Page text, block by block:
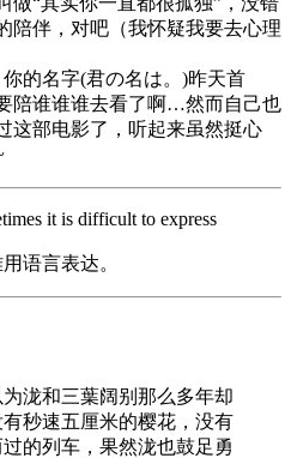
陪伴，对吧（我怀疑我要去心理
的名字(君の名は。)昨天首
陪谁谁谁去看了啊…然而自己也
这部电影了，听起来虽然挺心
it is difficult to express
语言表达。
泷和三葉阔别那么多年却
秒速五厘米的樱花，没有
的列车，果然泷也鼓足勇